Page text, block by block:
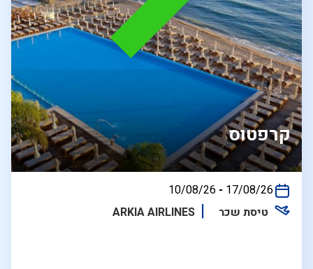
קרפטוס
בין
10/08/26 - 17/08/26
טיסת שכר
ARKIA AIRLINES